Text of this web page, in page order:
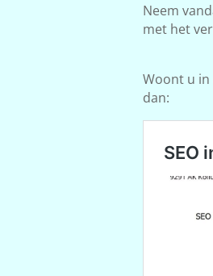
Neem
met het
Woont u in
dan: